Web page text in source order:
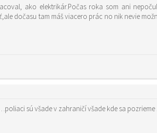
ako elektrikár.Počas roka som ani
dočasu tam máš viacero prác no nik nevie
sú všade v zahraničí všade kde sa